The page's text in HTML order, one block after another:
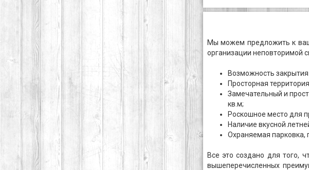
Мы можем предложить к
организации неповторимой
Возможность закрытия
Просторная
Замечательный и
кв.м;
Роскошное место для
Наличие вкусной
Охраняемая парковка,
Все это создано для того,
вышеперечисленных